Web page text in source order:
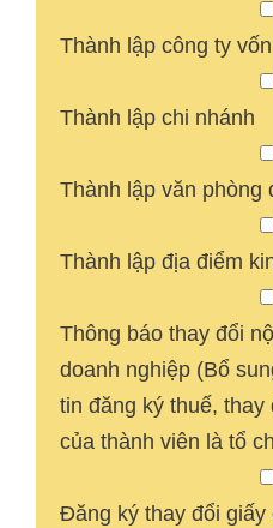
Thành lập công ty
Thành lập chi nhánh
Thành lập văn phòng
Thành lập địa điểm
Thông báo thay đổi
doanh nghiệp (Bổ
tin đăng ký thuế,
của thành viên là tổ
Đăng ký thay đổi